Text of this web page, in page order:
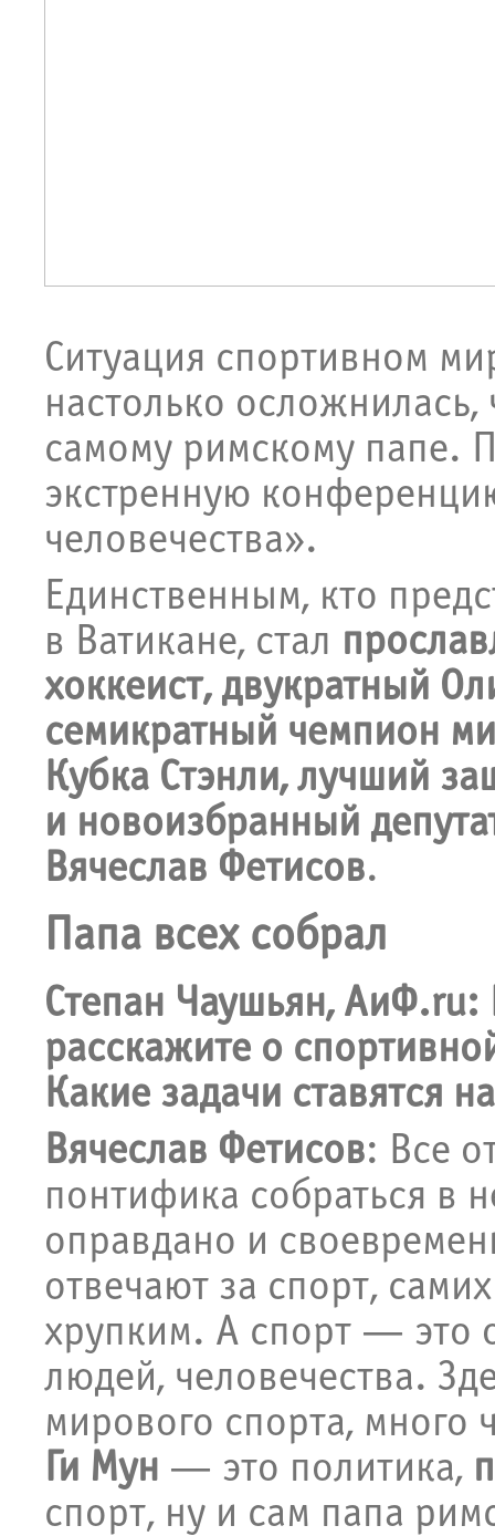
Ситуация спортивном
настолько
самому римскому папе.
экстренную
человечества».
Единственным, кто
в Ватикане, стал
хоккеист, двукратный
семикратный чемпион
Кубка Стэнли, лучший
и новоизбранный
Вячеслав Фетисов.
Папа всех собрал
Степан Чаушьян, АиФ.ru:
расскажите о
Какие задачи ставятся
Вячеслав Фетисов: Все
понтифика собраться в
оправдано и
отвечают за спорт,
хрупким. А спорт — это
людей, человечества.
мирового спорта,
Ги Мун — это политика,
спорт, ну и сам папа